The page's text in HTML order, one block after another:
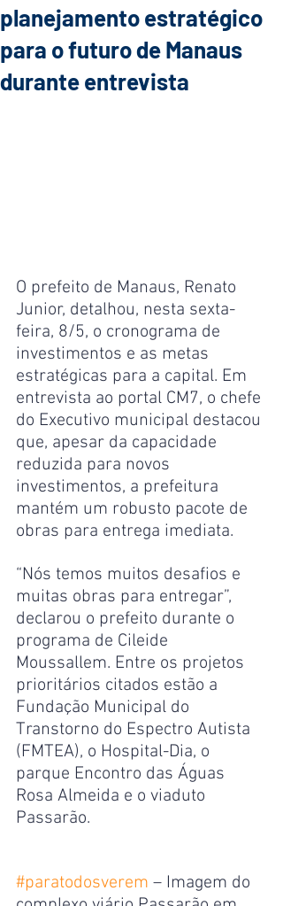
planejamento estratégico
para o futuro de Manaus
durante entrevista
O prefeito de Manaus, Renato
Junior, detalhou, nesta sexta-
feira, 8/5, o cronograma de
investimentos e as metas
estratégicas para a capital. Em
entrevista ao portal CM7, o chefe
do Executivo municipal destacou
que, apesar da capacidade
reduzida para novos
investimentos, a prefeitura
mantém um robusto pacote de
obras para entrega imediata.
“Nós temos muitos desafios e
muitas obras para entregar”,
declarou o prefeito durante o
programa de Cileide
Moussallem. ​Entre os projetos
prioritários citados estão a
Fundação Municipal do
Transtorno do Espectro Autista
(FMTEA), o Hospital-Dia, o
parque Encontro das Águas
Rosa Almeida e o viaduto
Passarão.
#paratodosverem – Imagem do